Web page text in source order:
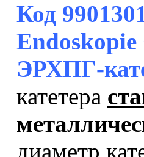
Код
ЭРХПГ-
катетера
диаметр